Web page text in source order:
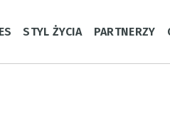
STYL ŻYCIA PARTNERZY